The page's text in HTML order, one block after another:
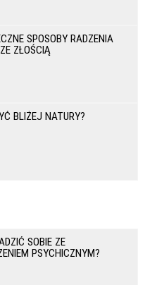
SPOSOBY RADZENIA
ZŁOŚCIĄ
BLIŻEJ NATURY?
SOBIE ZE
PSYCHICZNYM?